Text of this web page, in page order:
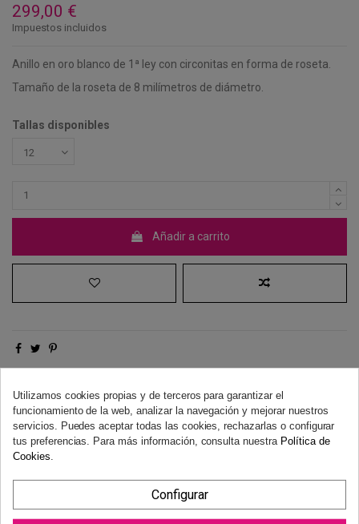
299,00 €
Impuestos incluidos
Anillo en oro blanco de 1ª ley con circonitas en forma de roseta.
Tamaño de la roseta de 8 milímetros de diámetro.
Tallas disponibles
Añadir a carrito
Derecho de desistimiento
Dispones de 14 días naturales para desistir de tu compra, sin
necesidad de justificación.
Más información
Utilizamos cookies propias y de terceros para garantizar el
funcionamiento de la web, analizar la navegación y mejorar nuestros
servicios. Puedes aceptar todas las cookies, rechazarlas o configurar
tus preferencias. Para más información, consulta nuestra Política de
Cookies
Configurar